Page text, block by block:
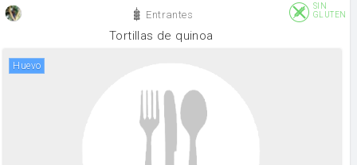
Entrantes
SIN
GLUTEN
Tortillas de quinoa
huevo